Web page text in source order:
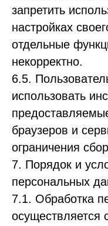
запретить
настройках
отдельные
некорректно.
6.5.
использовать
браузеров и
ограничения
7. Порядок и
персональных
7.1. Обработка
осуществляется